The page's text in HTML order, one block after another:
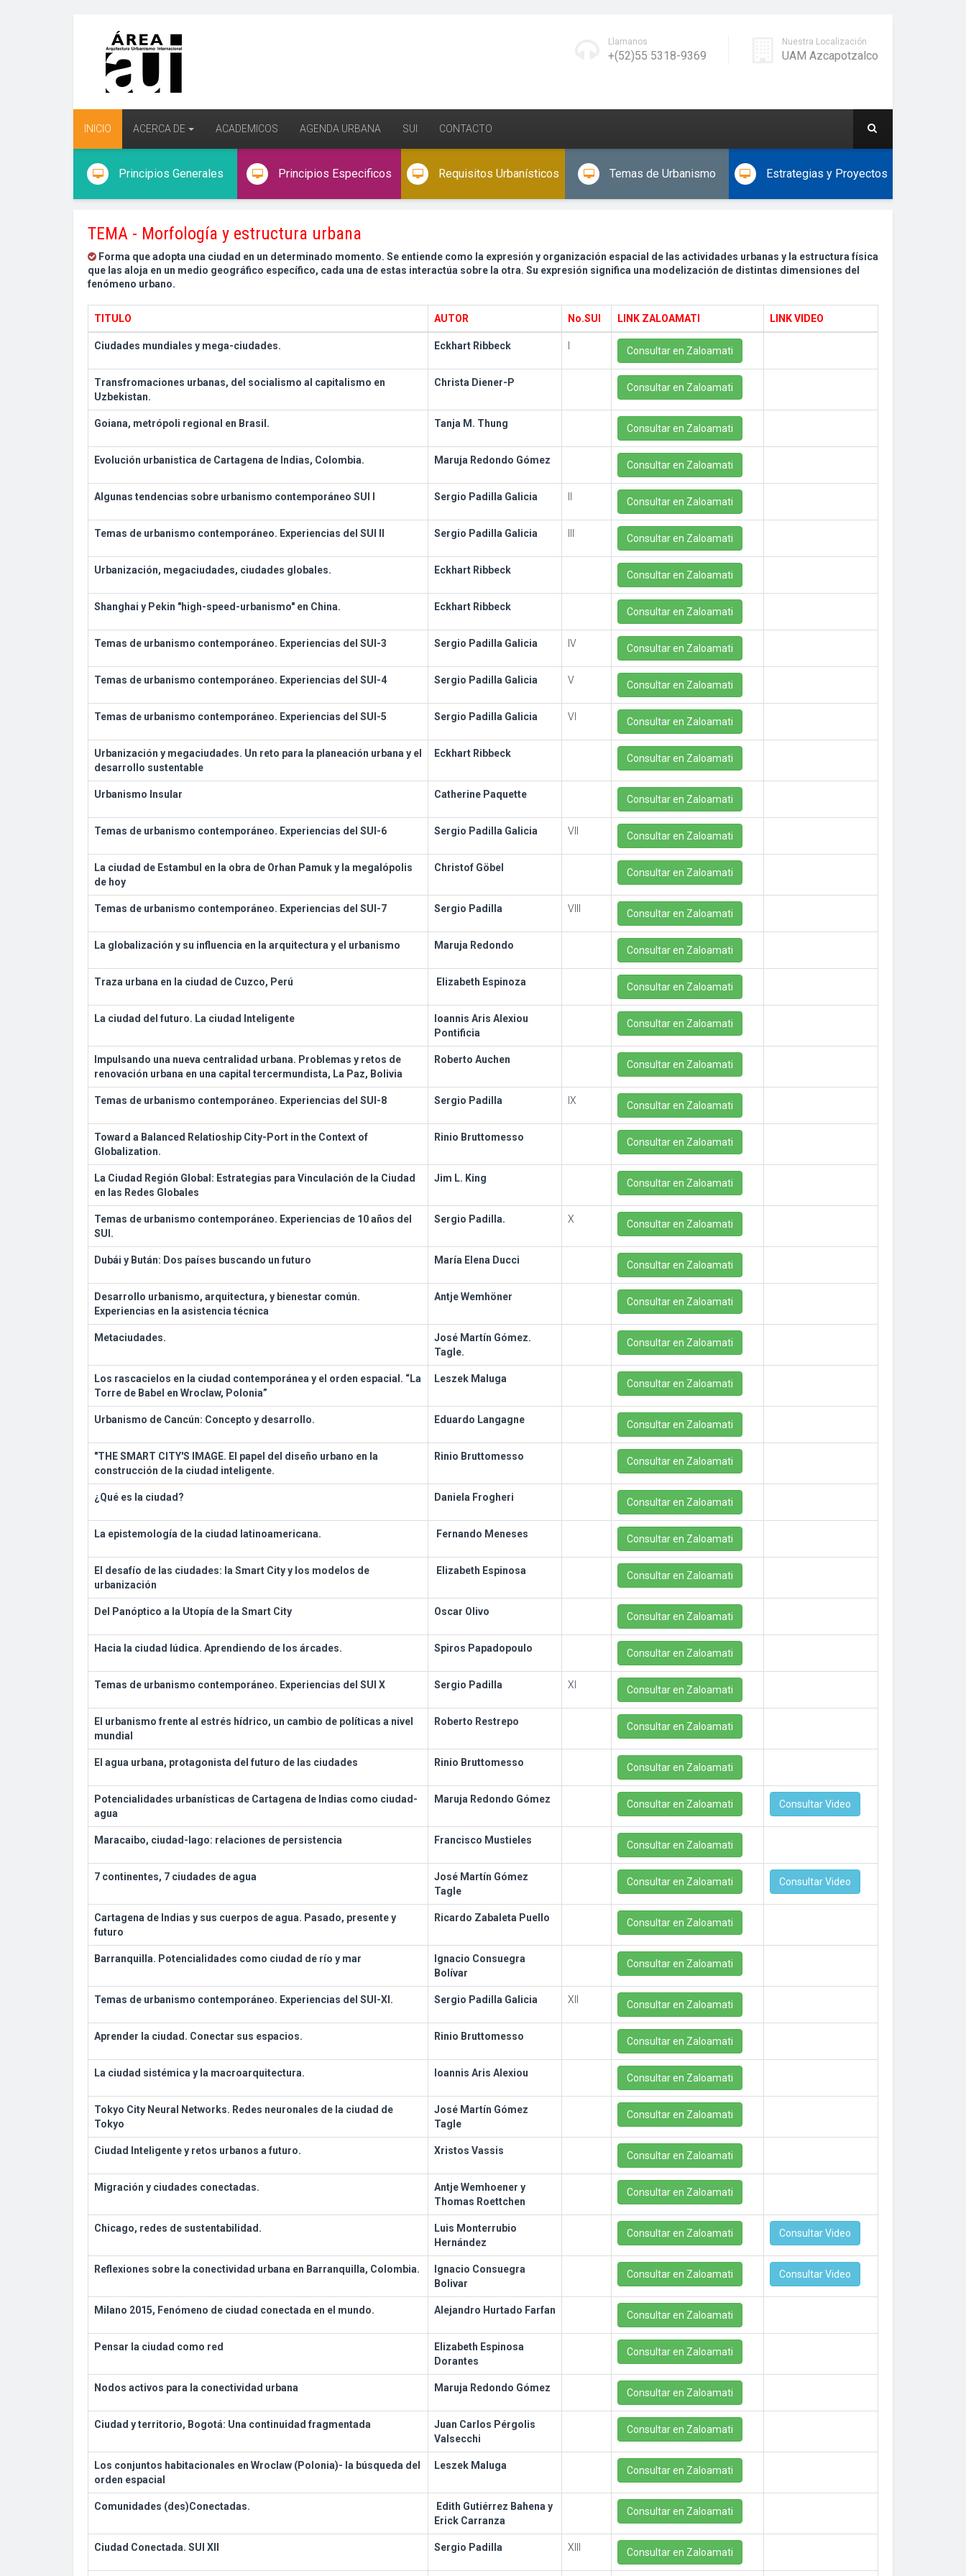
Llamanos
+(52)55 5318-9369
Nuestra Localización
UAM Azcapotzalco
INICIO ACERCA DE ACADEMICOS AGENDA URBANA SUI CONTACTO
Principios Generales Principios Especificos Requisitos Urbanísticos Temas de Urbanismo Estrategias y Proyectos
TEMA - Morfología y estructura urbana
Forma que adopta una ciudad en un determinado momento. Se entiende como la expresión y organización espacial de las actividades urbanas y la estructura física
que las aloja en un medio geográfico específico, cada una de estas interactúa sobre la otra. Su expresión significa una modelización de distintas dimensiones del
fenómeno urbano.
TITULO AUTOR No.SUI LINK ZALOAMATI LINK VIDEO
Ciudades mundiales y mega-ciudades. Eckhart Ribbeck Consultar en Zaloamati
Transfromaciones urbanas, del socialismo al capitalismo en
Uzbekistan.
Christa Diener-P Consultar en Zaloamati
Goiana, metrópoli regional en Brasil. Tanja M. Thung Consultar en Zaloamati
Evolución urbanistica de Cartagena de Indias, Colombia. Maruja Redondo Gómez Consultar en Zaloamati
Algunas tendencias sobre urbanismo contemporáneo SUI I Sergio Padilla Galicia Consultar en Zaloamati
Temas de urbanismo contemporáneo. Experiencias del SUI II Sergio Padilla Galicia Consultar en Zaloamati
Urbanización, megaciudades, ciudades globales. Eckhart Ribbeck Consultar en Zaloamati
Shanghai y Pekin "high-speed-urbanismo" en China. Eckhart Ribbeck Consultar en Zaloamati
Temas de urbanismo contemporáneo. Experiencias del SUI-3 Sergio Padilla Galicia IV Consultar en Zaloamati
Temas de urbanismo contemporáneo. Experiencias del SUI-4 Sergio Padilla Galicia V Consultar en Zaloamati
Temas de urbanismo contemporáneo. Experiencias del SUI-5 Sergio Padilla Galicia VI Consultar en Zaloamati
Urbanización y megaciudades. Un reto para la planeación urbana y el
desarrollo sustentable
Eckhart Ribbeck Consultar en Zaloamati
Urbanismo Insular Catherine Paquette Consultar en Zaloamati
Temas de urbanismo contemporáneo. Experiencias del SUI-6 Sergio Padilla Galicia VII Consultar en Zaloamati
La ciudad de Estambul en la obra de Orhan Pamuk y la megalópolis
de hoy
Christof Göbel Consultar en Zaloamati
Temas de urbanismo contemporáneo. Experiencias del SUI-7 Sergio Padilla VIII Consultar en Zaloamati
La globalización y su influencia en la arquitectura y el urbanismo Maruja Redondo Consultar en Zaloamati
Traza urbana en la ciudad de Cuzco, Perú Elizabeth Espinoza Consultar en Zaloamati
La ciudad del futuro. La ciudad Inteligente
Ioannis Aris Alexiou
Pontificia
Consultar en Zaloamati
Impulsando una nueva centralidad urbana. Problemas y retos de
renovación urbana en una capital tercermundista, La Paz, Bolivia
Roberto Auchen Consultar en Zaloamati
Temas de urbanismo contemporáneo. Experiencias del SUI-8 Sergio Padilla IX Consultar en Zaloamati
Toward a Balanced Relatioship City-Port in the Context of
Globalization.
Rinio Bruttomesso Consultar en Zaloamati
La Ciudad Región Global: Estrategias para Vinculación de la Ciudad
en las Redes Globales
Jim L. King Consultar en Zaloamati
Temas de urbanismo contemporáneo. Experiencias de 10 años del
SUI.
Sergio Padilla. X Consultar en Zaloamati
Dubái y Bután: Dos países buscando un futuro María Elena Ducci Consultar en Zaloamati
Desarrollo urbanismo, arquitectura, y bienestar común.
Experiencias en la asistencia técnica
Antje Wemhöner Consultar en Zaloamati
Metaciudades.
José Martín Gómez.
Tagle.
Consultar en Zaloamati
Los rascacielos en la ciudad contemporánea y el orden espacial. “La
Torre de Babel en Wroclaw, Polonia”
Leszek Maluga Consultar en Zaloamati
Urbanismo de Cancún: Concepto y desarrollo. Eduardo Langagne Consultar en Zaloamati
"THE SMART CITY'S IMAGE. El papel del diseño urbano en la
construcción de la ciudad inteligente.
Rinio Bruttomesso Consultar en Zaloamati
¿Qué es la ciudad? Daniela Frogheri Consultar en Zaloamati
La epistemología de la ciudad latinoamericana. Fernando Meneses Consultar en Zaloamati
El desafío de las ciudades: la Smart City y los modelos de
urbanización
Elizabeth Espinosa Consultar en Zaloamati
Del Panóptico a la Utopía de la Smart City Oscar Olivo Consultar en Zaloamati
Hacia la ciudad lúdica. Aprendiendo de los árcades. Spiros Papadopoulo Consultar en Zaloamati
Temas de urbanismo contemporáneo. Experiencias del SUI X Sergio Padilla XI Consultar en Zaloamati
El urbanismo frente al estrés hídrico, un cambio de políticas a nivel
mundial
Roberto Restrepo Consultar en Zaloamati
El agua urbana, protagonista del futuro de las ciudades Rinio Bruttomesso Consultar en Zaloamati
Potencialidades urbanísticas de Cartagena de Indias como ciudad-
agua
Maruja Redondo Gómez Consultar en Zaloamati Consultar Video
Maracaibo, ciudad-lago: relaciones de persistencia Francisco Mustieles Consultar en Zaloamati
7 continentes, 7 ciudades de agua
José Martín Gómez
Tagle
Consultar en Zaloamati Consultar Video
Cartagena de Indias y sus cuerpos de agua. Pasado, presente y
futuro
Ricardo Zabaleta Puello Consultar en Zaloamati
Barranquilla. Potencialidades como ciudad de río y mar
Ignacio Consuegra
Bolívar
Consultar en Zaloamati
Temas de urbanismo contemporáneo. Experiencias del SUI-XI. Sergio Padilla Galicia XII Consultar en Zaloamati
Aprender la ciudad. Conectar sus espacios. Rinio Bruttomesso Consultar en Zaloamati
La ciudad sistémica y la macroarquitectura. Ioannis Aris Alexiou Consultar en Zaloamati
Tokyo City Neural Networks. Redes neuronales de la ciudad de
Tokyo
José Martín Gómez
Tagle
Consultar en Zaloamati
Ciudad Inteligente y retos urbanos a futuro. Xristos Vassis Consultar en Zaloamati
Migración y ciudades conectadas.
Antje Wemhoener y
Thomas Roettchen
Consultar en Zaloamati
Chicago, redes de sustentabilidad.
Luis Monterrubio
Hernández
Consultar en Zaloamati Consultar Video
Reflexiones sobre la conectividad urbana en Barranquilla, Colombia.
Ignacio Consuegra
Bolivar
Consultar en Zaloamati Consultar Video
Milano 2015, Fenómeno de ciudad conectada en el mundo. Alejandro Hurtado Farfan Consultar en Zaloamati
Pensar la ciudad como red
Elizabeth Espinosa
Dorantes
Consultar en Zaloamati
Nodos activos para la conectividad urbana Maruja Redondo Gómez Consultar en Zaloamati
Ciudad y territorio, Bogotá: Una continuidad fragmentada
Juan Carlos Pérgolis
Valsecchi
Consultar en Zaloamati
Los conjuntos habitacionales en Wroclaw (Polonia)- la búsqueda del
orden espacial
Leszek Maluga Consultar en Zaloamati
Comunidades (des)Conectadas.
Edith Gutiérrez Bahena y
Erick Carranza
Consultar en Zaloamati
Ciudad Conectada. SUI XII Sergio Padilla XIII Consultar en Zaloamati